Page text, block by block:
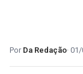
Da Redação 01/